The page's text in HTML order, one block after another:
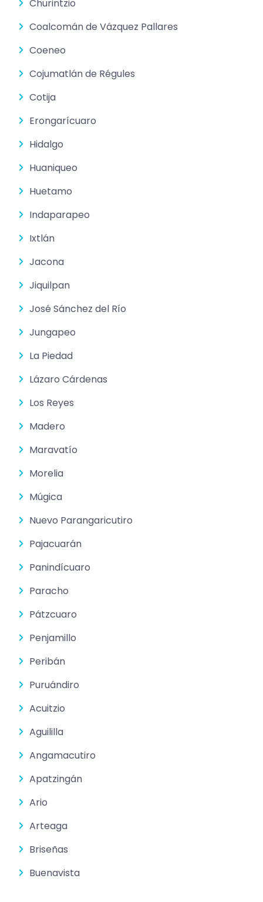
Churintzio
Coalcomán de Vázquez Pallares
Coeneo
Cojumatlán de Régules
Cotija
Erongarícuaro
Hidalgo
Huaniqueo
Huetamo
Indaparapeo
Ixtlán
Jacona
Jiquilpan
José Sánchez del Río
Jungapeo
La Piedad
Lázaro Cárdenas
Los Reyes
Madero
Maravatío
Morelia
Múgica
Nuevo Parangaricutiro
Pajacuarán
Panindícuaro
Paracho
Pátzcuaro
Penjamillo
Peribán
Puruándiro
Acuitzio
Aguililla
Angamacutiro
Apatzingán
Ario
Arteaga
Briseñas
Buenavista